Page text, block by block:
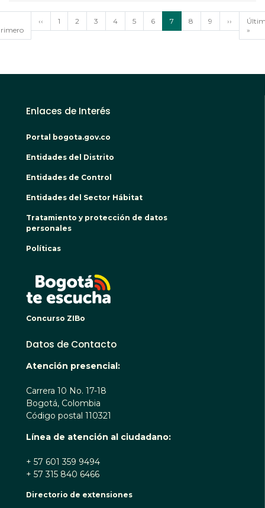
Paginación
Página
anterior
‹‹ Página
1 Página
2 Página
3 Página
4 Página
5 Página
6
Página
actual
7 Página
8 Página
9
Siguiente
página
››
»
Enlaces de Interés
Portal bogota.gov.co
Entidades del Distrito
Entidades de Control
Entidades del Sector Hábitat
Tratamiento y protección de datos
personales
Políticas
Concurso ZIBo
Datos de Contacto
Atención presencial:
Carrera 10 No. 17-18
Bogotá, Colombia
Código postal 110321
Línea de atención al ciudadano:
+ 57 601 359 9494
+ 57 315 840 6466
Directorio de extensiones